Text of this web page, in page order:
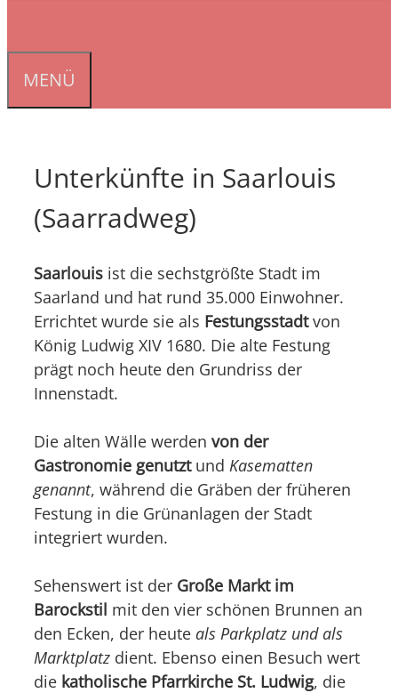
MENÜ
Unterkünfte in Saarlouis
(Saarradweg)
Saarlouis ist die sechstgrößte Stadt im
Saarland und hat rund 35.000 Einwohner.
Errichtet wurde sie als Festungsstadtvon
König Ludwig XIV 1680. Die alte Festung
prägt noch heute den Grundriss der
Innenstadt.
Die alten Wälle werden von der
Gastronomie genutztund Kasematten
genannt, während die Gräben der früheren
Festung in die Grünanlagen der Stadt
integriert wurden.
Sehenswert ist der Große Markt im
Barockstil mit den vier schönen Brunnen an
den Ecken, der heute als Parkplatz und als
Marktplatz dient. Ebenso einen Besuch wert
die katholische Pfarrkirche St. Ludwig, die